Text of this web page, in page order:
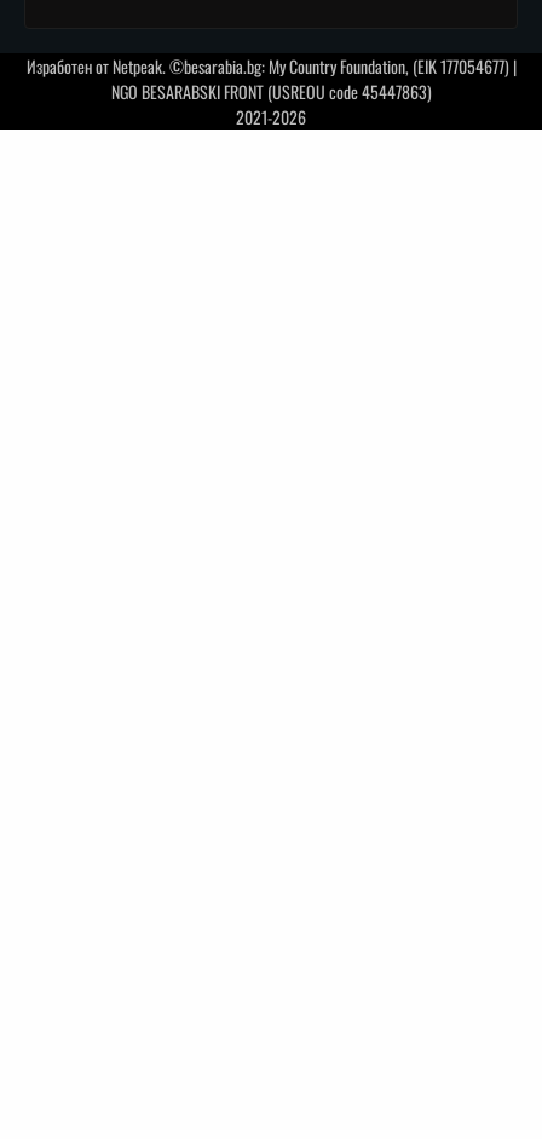
Изработен отNetpeak. ©besarabia.bg: My Country Foundation, (EIK 177054677) |
NGO BESARABSKI FRONT (USREOU code 45447863)
2021-2026